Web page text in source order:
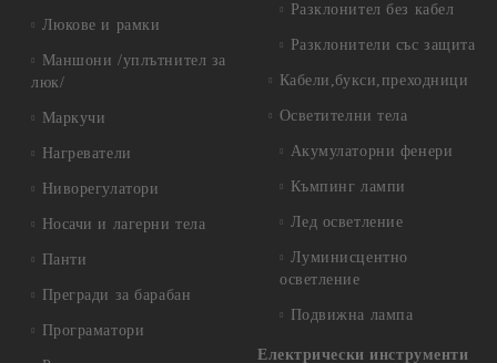
Люкове и рамки
Маншони /уплътнител за
люк/
Маркучи
Нагреватели
Ниворегулатори
Носачи и лагерни тела
Панти
Прегради за барабан
Програматори
Разклонител без кабел
Разклонители със защита
Кабели,букси,преходници
Осветителни тела
Акумулаторни фенери
Къмпинг лампи
Лед осветление
Луминисцентно
осветление
Подвижна лампа
Електрически инструменти